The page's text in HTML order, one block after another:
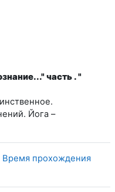
часть . "
Йога –
Время прохождения